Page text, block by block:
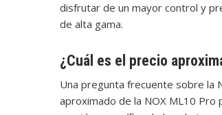
disfrutar de un mayor control y
de alta gama.
¿Cuál es el precio
Una pregunta frecuente sobre la
aproximado de la NOX ML10